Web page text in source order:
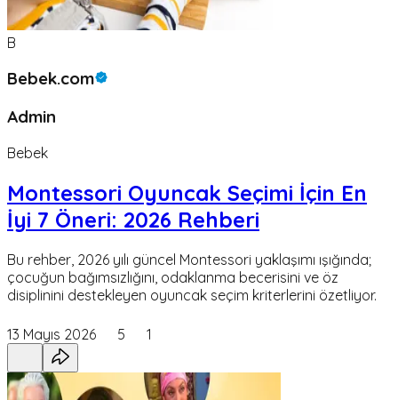
B
Bebek.com
Admin
Bebek
Montessori Oyuncak Seçimi İçin En
İyi 7 Öneri: 2026 Rehberi
Bu rehber, 2026 yılı güncel Montessori yaklaşımı ışığında;
çocuğun bağımsızlığını, odaklanma becerisini ve öz
disiplinini destekleyen oyuncak seçim kriterlerini özetliyor.
13 Mayıs 2026 5 1